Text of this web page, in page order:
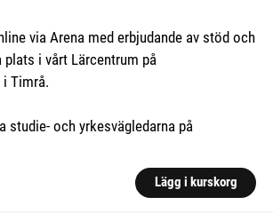
via Arena med erbjudande av stöd och
plats i vårt Lärcentrum på
i Timrå.
studie- och yrkesvägledarna på
Lägg i kurskorg